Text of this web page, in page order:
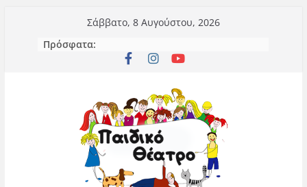
περιεχόμενο
Σάββατο, 8 Αυγούστου, 2026
Πρόσφατα: